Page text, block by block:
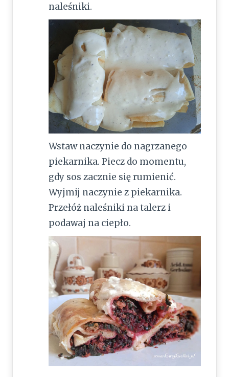
naleśniki.
Wstaw naczynie do nagrzanego
piekarnika. Piecz do momentu,
gdy sos zacznie się rumienić.
Wyjmij naczynie z piekarnika.
Przełóż naleśniki na talerz i
podawaj na ciepło.